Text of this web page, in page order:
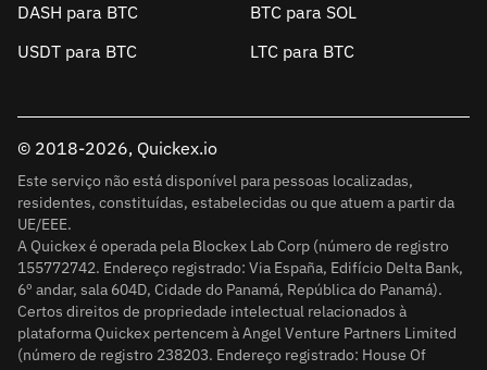
DASH para BTC
BTC para SOL
USDT para BTC
LTC para BTC
© 2018-2026, Quickex.io
Este serviço não está disponível para pessoas localizadas,
residentes, constituídas, estabelecidas ou que atuem a partir da
UE/EEE.
A Quickex é operada pela Blockex Lab Corp (número de registro
155772742. Endereço registrado: Via España, Edifício Delta Bank,
6º andar, sala 604D, Cidade do Panamá, República do Panamá).
Certos direitos de propriedade intelectual relacionados à
plataforma Quickex pertencem à Angel Venture Partners Limited
(número de registro 238203. Endereço registrado: House Of